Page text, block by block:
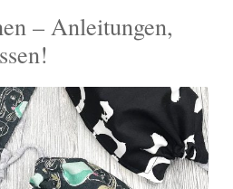
– Anleitungen,